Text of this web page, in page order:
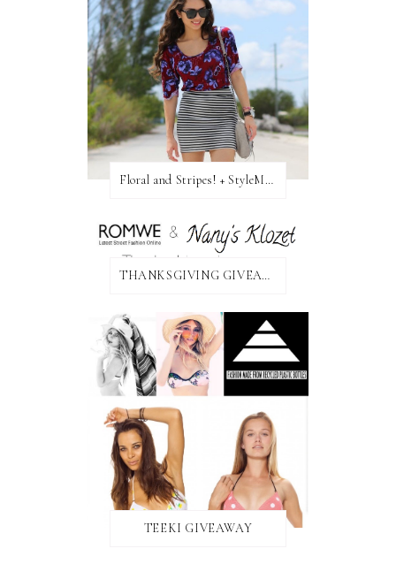
Floral and Stripes! + StyleMint GIVEAWAY!
THANKSGIVING GIVEAWAY!
TEEKI GIVEAWAY